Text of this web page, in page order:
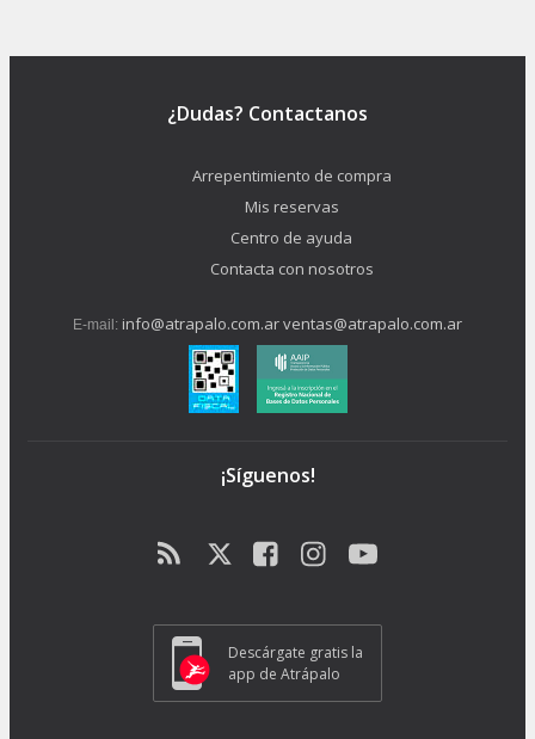
¿Dudas? Contactanos
Arrepentimiento de compra
Mis reservas
Centro de ayuda
Contacta con nosotros
E-mail: info@atrapalo.com.arventas@atrapalo.com.ar
¡Síguenos!
Descárgate gratis la
app de Atrápalo